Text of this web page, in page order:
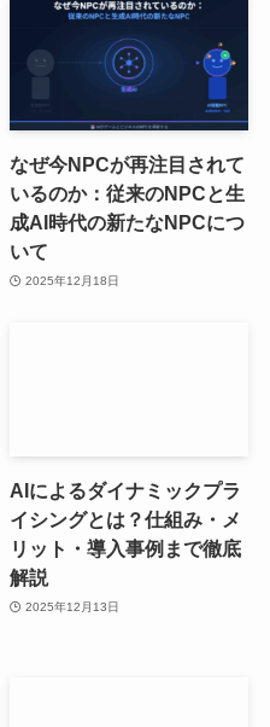
なぜ今NPCが再注目されて
いるのか：従来のNPCと生
成AI時代の新たなNPCにつ
いて
2025年12月18日
AIによるダイナミックプラ
イシングとは？仕組み・メ
リット・導入事例まで徹底
解説
2025年12月13日